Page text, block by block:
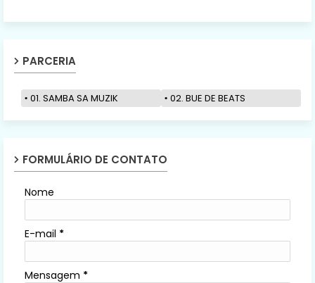
PARCERIA
01. SAMBA SA MUZIK 02. BUE DE BEATS
FORMULÁRIO DE CONTATO
Nome
E-mail *
Mensagem *